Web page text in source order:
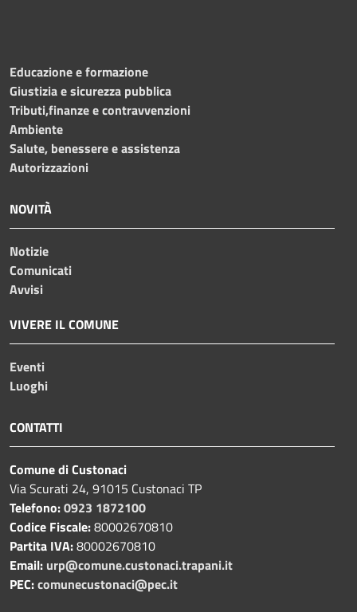
Educazione e formazione
Giustizia e sicurezza pubblica
Tributi,finanze e contravvenzioni
Ambiente
Salute, benessere e assistenza
Autorizzazioni
NOVITÀ
Notizie
Comunicati
Avvisi
VIVERE IL COMUNE
Eventi
Luoghi
CONTATTI
Comune di Custonaci
Via Scurati 24, 91015 Custonaci TP
Telefono:0923 1872100
Codice Fiscale:80002670810
Partita IVA:80002670810
Email: urp@comune.custonaci.trapani.it
PEC:comunecustonaci@pec.it